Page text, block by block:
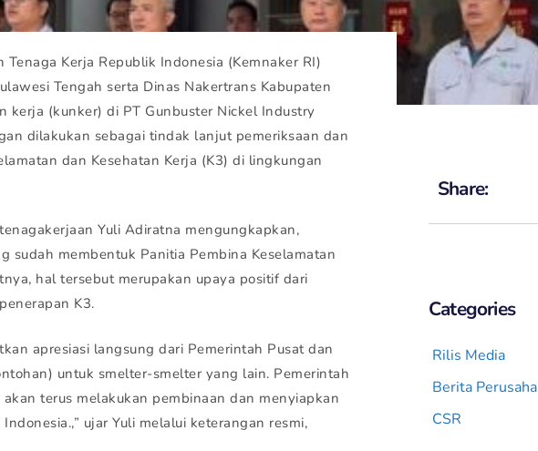
Tenaga Kerja Republik Indonesia (Kemnaker RI)
Tengah serta Dinas Nakertrans Kabupaten
kerja (kunker) di PT Gunbuster Nickel Industry
dilakukan sebagai tindak lanjut pemeriksaan dan
dan Kesehatan Kerja (K3) di lingkungan
Yuli Adiratna mengungkapkan,
sudah membentuk Panitia Pembina Keselamatan
hal tersebut merupakan upaya positif dari
K3.
apresiasi langsung dari Pemerintah Pusat dan
untuk smelter-smelter yang lain. Pemerintah
terus melakukan pembinaan dan menyiapkan
ujar Yuli melalui keterangan resmi,
Share:
Categories
Rilis Media
Berita
CSR